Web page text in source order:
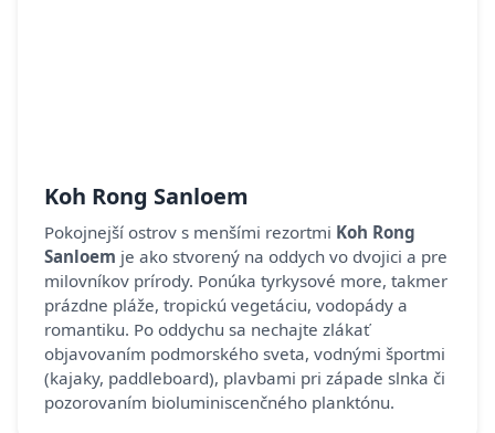
Koh Rong Sanloem
Pokojnejší ostrov s menšími rezortmi Koh Rong
Sanloem je ako stvorený na oddych vo dvojici a pre
milovníkov prírody. Ponúka tyrkysové more, takmer
prázdne pláže, tropickú vegetáciu, vodopády a
romantiku. Po oddychu sa nechajte zlákať
objavovaním podmorského sveta, vodnými športmi
(kajaky, paddleboard), plavbami pri západe slnka či
pozorovaním bioluminiscenčného planktónu.